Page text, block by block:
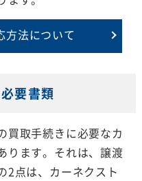
方法について
要書類
買取手続きに必要なカ
ります。それは、譲渡
2点は、カーネクスト